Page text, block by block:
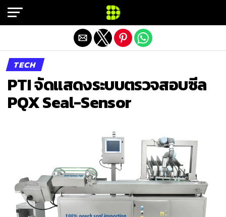
TECH
PTI จัดแสดงระบบตรวจสอบซีล
PQX Seal-Sensor
Exit mobile version